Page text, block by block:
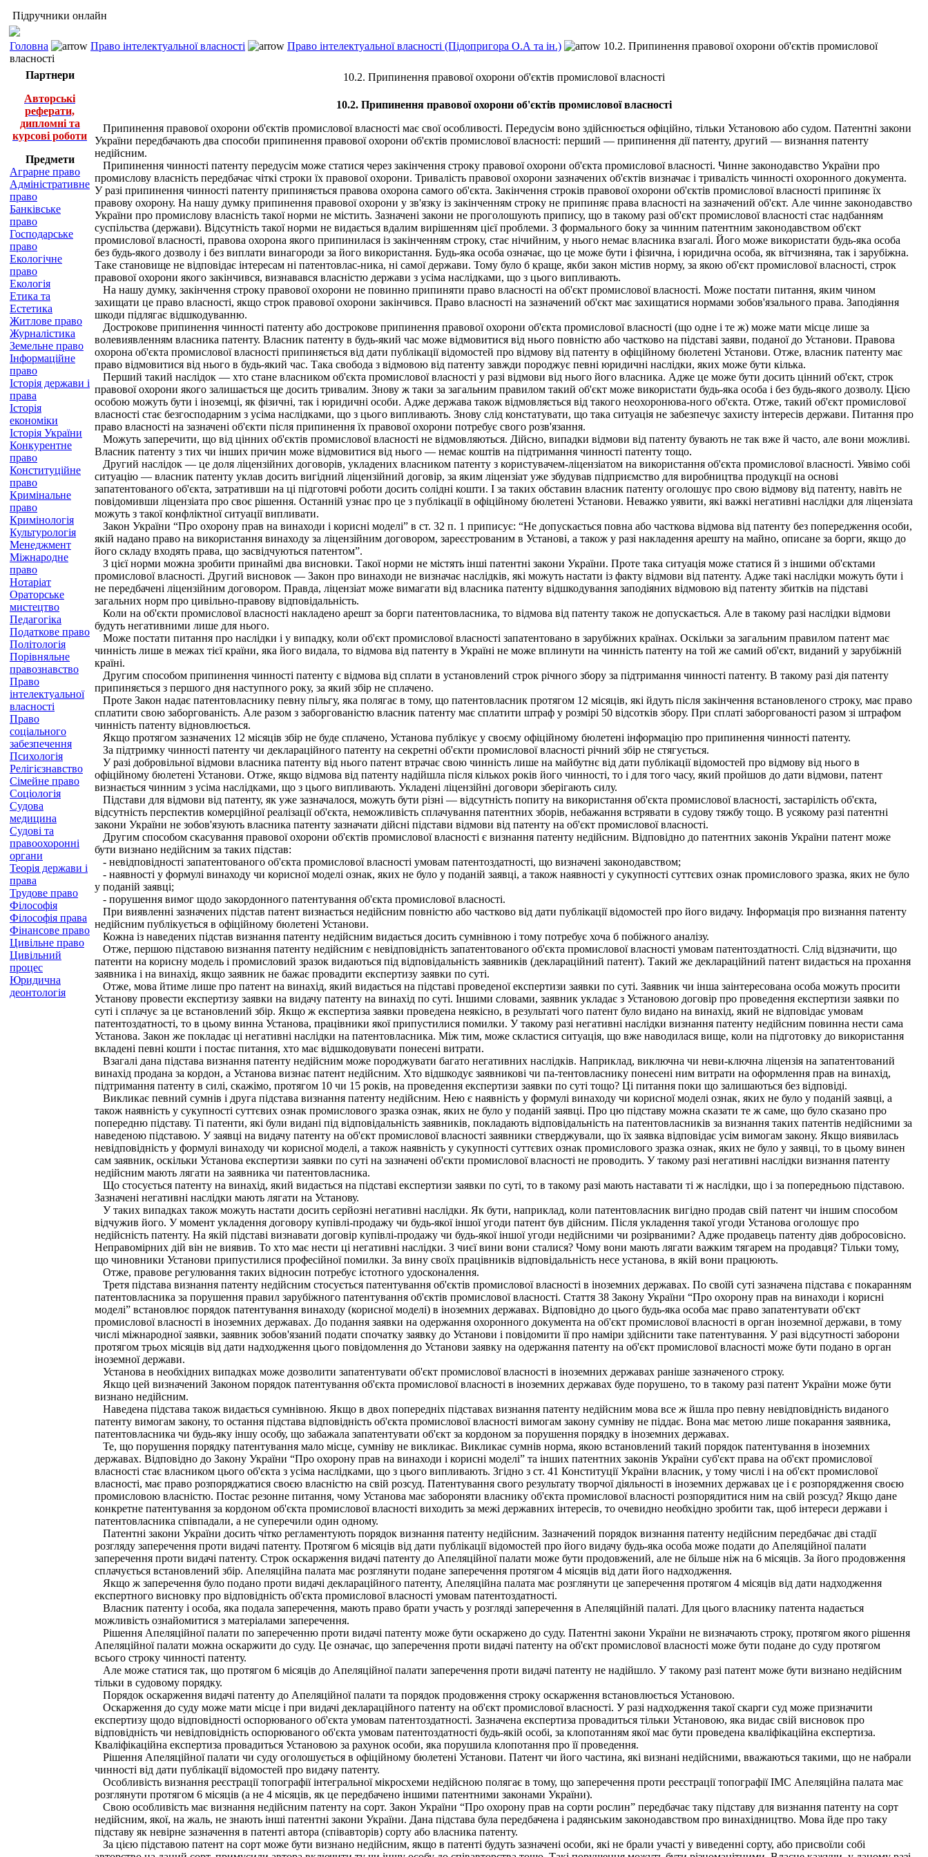
Підручники онлайн
Головна Право інтелектуальної власності Право інтелектуальної власності (Підопригора О.А та ін.)
10.2. Припинення правової охорони об'єктів промислової
власності
Партнери
Авторські
реферати,
дипломні та
курсові роботи
Предмети
Аграрне право
Адміністративне
право
Банківське
право
Господарське
право
Екологічне
право
Екологія
Етика та
Естетика
Житлове право
Журналістика
Земельне право
Інформаційне
право
Історія держави і
права
Історія
економіки
Історія України
Конкурентне
право
Конституційне
право
Кримінальне
право
Кримінологія
Культурологія
Менеджмент
Міжнародне
право
Нотаріат
Ораторське
мистецтво
Педагогіка
Податкове право
Політологія
Порівняльне
правознавство
Право
інтелектуальної
власності
Право
соціального
забезпечення
Психологія
Релігієзнавство
Сімейне право
Соціологія
Судова
медицина
Судові та
правоохоронні
органи
Теорія держави і
права
Трудове право
Філософія
Філософія права
Фінансове право
Цивільне право
Цивільний
процес
Юридична
деонтологія
10.2. Припинення правової охорони об'єктів промислової власності
10.2. Припинення правової охорони об'єктів промислової власності
Припинення правової охорони об'єктів промислової власності має свої особливості. Передусім воно здійснюється офіційно, тільки Установою або судом. Патентні закони
України передбачають два способи припинення правової охорони об'єктів промислової власності: перший — припинення дії патенту, другий — визнання патенту
недійсним.
Припинення чинності патенту передусім може статися через закінчення строку правової охорони об'єкта промислової власності. Чинне законодавство України про
промислову власність передбачає чіткі строки їх правової охорони. Тривалість правової охорони зазначених об'єктів визначає і тривалість чинності охоронного документа.
У разі припинення чинності патенту припиняється правова охорона самого об'єкта. Закінчення строків правової охорони об'єктів промислової власності припиняє їх
правову охорону. На нашу думку припинення правової охорони у зв'язку із закінченням строку не припиняє права власності на зазначений об'єкт. Але чинне законодавство
України про промислову власність такої норми не містить. Зазначені закони не проголошують припису, що в такому разі об'єкт промислової власності стає надбанням
суспільства (держави). Відсутність такої норми не видається вдалим вирішенням цієї проблеми. З формального боку за чинним патентним законодавством об'єкт
промислової власності, правова охорона якого припинилася із закінченням строку, стає нічийним, у нього немає власника взагалі. Його може використати будь-яка особа
без будь-якого дозволу і без виплати винагороди за його використання. Будь-яка особа означає, що це може бути і фізична, і юридична особа, як вітчизняна, так і зарубіжна.
Таке становище не відповідає інтересам ні патентовлас-ника, ні самої держави. Тому було б краще, якби закон містив норму, за якою об'єкт промислової власності, строк
правової охорони якого закінчився, визнавався власністю держави з усіма наслідками, що з цього випливають.
На нашу думку, закінчення строку правової охорони не повинно припиняти право власності на об'єкт промислової власності. Може постати питання, яким чином
захищати це право власності, якщо строк правової охорони закінчився. Право власності на зазначений об'єкт має захищатися нормами зобов'язального права. Заподіяння
шкоди підлягає відшкодуванню.
Дострокове припинення чинності патенту або дострокове припинення правової охорони об'єкта промислової власності (що одне і те ж) може мати місце лише за
волевиявленням власника патенту. Власник патенту в будь-який час може відмовитися від нього повністю або частково на підставі заяви, поданої до Установи. Правова
охорона об'єкта промислової власності припиняється від дати публікації відомостей про відмову від патенту в офіційному бюлетені Установи. Отже, власник патенту має
право відмовитися від нього в будь-який час. Така свобода з відмовою від патенту завжди породжує певні юридичні наслідки, яких може бути кілька.
Перший такий наслідок — хто стане власником об'єкта промислової власності у разі відмови від нього його власника. Адже це може бути досить цінний об'єкт, строк
правової охорони якого залишається ще досить тривалим. Знову ж таки за загальним правилом такий об'єкт може використати будь-яка особа і без будь-якого дозволу. Цією
особою можуть бути і іноземці, як фізичні, так і юридичні особи. Адже держава також відмовляється від такого неохоронюва-ного об'єкта. Отже, такий об'єкт промислової
власності стає безгосподарним з усіма наслідками, що з цього випливають. Знову слід констатувати, що така ситуація не забезпечує захисту інтересів держави. Питання про
право власності на зазначені об'єкти після припинення їх правової охорони потребує свого розв'язання.
Можуть заперечити, що від цінних об'єктів промислової власності не відмовляються. Дійсно, випадки відмови від патенту бувають не так вже й часто, але вони можливі.
Власник патенту з тих чи інших причин може відмовитися від нього — немає коштів на підтримання чинності патенту тощо.
Другий наслідок — це доля ліцензійних договорів, укладених власником патенту з користувачем-ліцензіатом на використання об'єкта промислової власності. Уявімо собі
ситуацію — власник патенту уклав досить вигідний ліцензійний договір, за яким ліцензіат уже збудував підприємство для виробництва продукції на основі
запатентованого об'єкта, затративши на ці підготовчі роботи досить солідні кошти. І за таких обставин власник патенту оголошує про свою відмову від патенту, навіть не
повідомивши ліцензіата про своє рішення. Останній узнає про це з публікації в офіційному бюлетені Установи. Неважко уявити, які важкі негативні наслідки для ліцензіата
можуть з такої конфліктної ситуації випливати.
Закон України “Про охорону прав на винаходи і корисні моделі” в ст. 32 п. 1 приписує: “Не допускається повна або часткова відмова від патенту без попередження особи,
якій надано право на використання винаходу за ліцензійним договором, зареєстрованим в Установі, а також у разі накладення арешту на майно, описане за борги, якщо до
його складу входять права, що засвідчуються патентом”.
З цієї норми можна зробити принаймі два висновки. Такої норми не містять інші патентні закони України. Проте така ситуація може статися й з іншими об'єктами
промислової власності. Другий висновок — Закон про винаходи не визначає наслідків, які можуть настати із факту відмови від патенту. Адже такі наслідки можуть бути і
не передбачені ліцензійним договором. Правда, ліцензіат може вимагати від власника патенту відшкодування заподіяних відмовою від патенту збитків на підставі
загальних норм про цивільно-правову відповідальність.
Коли на об'єкти промислової власності накладено арешт за борги патентовласника, то відмова від патенту також не допускається. Але в такому разі наслідки відмови
будуть негативними лише для нього.
Може постати питання про наслідки і у випадку, коли об'єкт промислової власності запатентовано в зарубіжних країнах. Оскільки за загальним правилом патент має
чинність лише в межах тієї країни, яка його видала, то відмова від патенту в Україні не може вплинути на чинність патенту на той же самий об'єкт, виданий у зарубіжній
країні.
Другим способом припинення чинності патенту є відмова від сплати в установлений строк річного збору за підтримання чинності патенту. В такому разі дія патенту
припиняється з першого дня наступного року, за який збір не сплачено.
Проте Закон надає патентовласнику певну пільгу, яка полягає в тому, що патентовласник протягом 12 місяців, які йдуть після закінчення встановленого строку, має право
сплатити свою заборгованість. Але разом з заборгованістю власник патенту має сплатити штраф у розмірі 50 відсотків збору. При сплаті заборгованості разом зі штрафом
чинність патенту відновлюється.
Якщо протягом зазначених 12 місяців збір не буде сплачено, Установа публікує у своєму офіційному бюлетені інформацію про припинення чинності патенту.
За підтримку чинності патенту чи деклараційного патенту на секретні об'єкти промислової власності річний збір не стягується.
У разі добровільної відмови власника патенту від нього патент втрачає свою чинність лише на майбутнє від дати публікації відомостей про відмову від нього в
офіційному бюлетені Установи. Отже, якщо відмова від патенту надійшла після кількох років його чинності, то і для того часу, який пройшов до дати відмови, патент
визнається чинним з усіма наслідками, що з цього випливають. Укладені ліцензійні договори зберігають силу.
Підстави для відмови від патенту, як уже зазначалося, можуть бути різні — відсутність попиту на використання об'єкта промислової власності, застарілість об'єкта,
відсутність перспектив комерційної реалізації об'єкта, неможливість сплачування патентних зборів, небажання встрявати в судову тяжбу тощо. В усякому разі патентні
закони України не зобов'язують власника патенту зазначати дійсні підстави відмови від патенту на об'єкт промислової власності.
Другим способом скасування правової охорони об'єктів промислової власності є визнання патенту недійсним. Відповідно до патентних законів України патент може
бути визнано недійсним за таких підстав:
- невідповідності запатентованого об'єкта промислової власності умовам патентоздатності, що визначені законодавством;
- наявності у формулі винаходу чи корисної моделі ознак, яких не було у поданій заявці, а також наявності у сукупності суттєвих ознак промислового зразка, яких не було
у поданій заявці;
- порушення вимог щодо закордонного патентування об'єкта промислової власності.
При виявленні зазначених підстав патент визнається недійсним повністю або частково від дати публікації відомостей про його видачу. Інформація про визнання патенту
недійсним публікується в офіційному бюлетені Установи.
Кожна із наведених підстав визнання патенту недійсним видається досить сумнівною і тому потребує хоча б побіжного аналізу.
Отже, першою підставою визнання патенту недійсним є невідповідність запатентованого об'єкта промислової власності умовам патентоздатності. Слід відзначити, що
патенти на корисну модель і промисловий зразок видаються під відповідальність заявників (деклараційний патент). Такий же деклараційний патент видається на прохання
заявника і на винахід, якщо заявник не бажає провадити експертизу заявки по суті.
Отже, мова йтиме лише про патент на винахід, який видається на підставі проведеної експертизи заявки по суті. Заявник чи інша заінтересована особа можуть просити
Установу провести експертизу заявки на видачу патенту на винахід по суті. Іншими словами, заявник укладає з Установою договір про проведення експертизи заявки по
суті і сплачує за це встановлений збір. Якщо ж експертиза заявки проведена неякісно, в результаті чого патент було видано на винахід, який не відповідає умовам
патентоздатності, то в цьому винна Установа, працівники якої припустилися помилки. У такому разі негативні наслідки визнання патенту недійсним повинна нести сама
Установа. Закон же покладає ці негативні наслідки на патентовласника. Між тим, може скластися ситуація, що вже наводилася вище, коли на підготовку до використання
вкладені певні кошти і постає питання, хто має відшкодовувати понесені витрати.
Взагалі дана підстава визнання патенту недійсним може породжувати багато негативних наслідків. Наприклад, виключна чи неви-ключна ліцензія на запатентований
винахід продана за кордон, а Установа визнає патент недійсним. Хто відшкодує заявникові чи па-тентовласнику понесені ним витрати на оформлення прав на винахід,
підтримання патенту в силі, скажімо, протягом 10 чи 15 років, на проведення експертизи заявки по суті тощо? Ці питання поки що залишаються без відповіді.
Викликає певний сумнів і друга підстава визнання патенту недійсним. Нею є наявність у формулі винаходу чи корисної моделі ознак, яких не було у поданій заявці, а
також наявність у сукупності суттєвих ознак промислового зразка ознак, яких не було у поданій заявці. Про цю підставу можна сказати те ж саме, що було сказано про
попередню підставу. Ті патенти, які були видані під відповідальність заявників, покладають відповідальність на патентовласників за визнання таких патентів недійсними за
наведеною підставою. У заявці на видачу патенту на об'єкт промислової власності заявники стверджували, що їх заявка відповідає усім вимогам закону. Якщо виявилась
невідповідність у формулі винаходу чи корисної моделі, а також наявність у сукупності суттєвих ознак промислового зразка ознак, яких не було у заявці, то в цьому винен
сам заявник, оскільки Установа експертизи заявки по суті на зазначені об'єкти промислової власності не проводить. У такому разі негативні наслідки визнання патенту
недійсним мають лягати на заявника чи патентовласника.
Що стосується патенту на винахід, який видається на підставі експертизи заявки по суті, то в такому разі мають наставати ті ж наслідки, що і за попередньою підставою.
Зазначені негативні наслідки мають лягати на Установу.
У таких випадках також можуть настати досить серйозні негативні наслідки. Як бути, наприклад, коли патентовласник вигідно продав свій патент чи іншим способом
відчужив його. У момент укладення договору купівлі-продажу чи будь-якої іншої угоди патент був дійсним. Після укладення такої угоди Установа оголошує про
недійсність патенту. На якій підставі визнавати договір купівлі-продажу чи будь-якої іншої угоди недійсними чи розірваними? Адже продавець патенту діяв добросовісно.
Неправомірних дій він не виявив. То хто має нести ці негативні наслідки. З чиєї вини вони сталися? Чому вони мають лягати важким тягарем на продавця? Тільки тому,
що чиновники Установи припустилися професійної помилки. За вину своїх працівників відповідальність несе установа, в якій вони працюють.
Отже, правове регулювання таких відносин потребує істотного удосконалення.
Третя підстава визнання патенту недійсним стосується патентування об'єктів промислової власності в іноземних державах. По своїй суті зазначена підстава є покаранням
патентовласника за порушення правил зарубіжного патентування об'єктів промислової власності. Стаття 38 Закону України “Про охорону прав на винаходи і корисні
моделі” встановлює порядок патентування винаходу (корисної моделі) в іноземних державах. Відповідно до цього будь-яка особа має право запатентувати об'єкт
промислової власності в іноземних державах. До подання заявки на одержання охоронного документа на об'єкт промислової власності в орган іноземної держави, в тому
числі міжнародної заявки, заявник зобов'язаний подати спочатку заявку до Установи і повідомити її про наміри здійснити таке патентування. У разі відсутності заборони
протягом трьох місяців від дати надходження цього повідомлення до Установи заявку на одержання патенту на об'єкт промислової власності може бути подано в орган
іноземної держави.
Установа в необхідних випадках може дозволити запатентувати об'єкт промислової власності в іноземних державах раніше зазначеного строку.
Якщо цей визначений Законом порядок патентування об'єкта промислової власності в іноземних державах буде порушено, то в такому разі патент України може бути
визнано недійсним.
Наведена підстава також видається сумнівною. Якщо в двох попередніх підставах визнання патенту недійсним мова все ж йшла про певну невідповідність виданого
патенту вимогам закону, то остання підстава відповідність об'єкта промислової власності вимогам закону сумніву не піддає. Вона має метою лише покарання заявника,
патентовласника чи будь-яку іншу особу, що забажала запатентувати об'єкт за кордоном за порушення порядку в іноземних державах.
Те, що порушення порядку патентування мало місце, сумніву не викликає. Викликає сумнів норма, якою встановлений такий порядок патентування в іноземних
державах. Відповідно до Закону України “Про охорону прав на винаходи і корисні моделі” та інших патентних законів України суб'єкт права на об'єкт промислової
власності стає власником цього об'єкта з усіма наслідками, що з цього випливають. Згідно з ст. 41 Конституції України власник, у тому числі і на об'єкт промислової
власності, має право розпоряджатися своєю власністю на свій розсуд. Патентування свого результату творчої діяльності в іноземних державах це і є розпорядження своєю
промисловою власністю. Постає резонне питання, чому Установа має забороняти власнику об'єкта промислової власності розпорядитися ним на свій розсуд? Якщо дане
конкретне патентування за кордоном об'єкта промислової власності виходить за межі державних інтересів, то очевидно необхідно зробити так, щоб інтереси держави і
патентовласника співпадали, а не суперечили один одному.
Патентні закони України досить чітко регламентують порядок визнання патенту недійсним. Зазначений порядок визнання патенту недійсним передбачає дві стадії
розгляду заперечення проти видачі патенту. Протягом 6 місяців від дати публікації відомостей про його видачу будь-яка особа може подати до Апеляційної палати
заперечення проти видачі патенту. Строк оскарження видачі патенту до Апеляційної палати може бути продовжений, але не більше ніж на 6 місяців. За його продовження
сплачується встановлений збір. Апеляційна палата має розглянути подане заперечення протягом 4 місяців від дати його надходження.
Якщо ж заперечення було подано проти видачі деклараційного патенту, Апеляційна палата має розглянути це заперечення протягом 4 місяців від дати надходження
експертного висновку про відповідність об'єкта промислової власності умовам патентоздатності.
Власник патенту і особа, яка подала заперечення, мають право брати участь у розгляді заперечення в Апеляційній палаті. Для цього власнику патента надається
можливість ознайомитися з матеріалами заперечення.
Рішення Апеляційної палати по запереченню проти видачі патенту може бути оскаржено до суду. Патентні закони України не визначають строку, протягом якого рішення
Апеляційної палати можна оскаржити до суду. Це означає, що заперечення проти видачі патенту на об'єкт промислової власності може бути подане до суду протягом
всього строку чинності патенту.
Але може статися так, що протягом 6 місяців до Апеляційної палати заперечення проти видачі патенту не надійшло. У такому разі патент може бути визнано недійсним
тільки в судовому порядку.
Порядок оскарження видачі патенту до Апеляційної палати та порядок продовження строку оскарження встановлюється Установою.
Оскарження до суду може мати місце і при видачі деклараційного патенту на об'єкт промислової власності. У разі надходження такої скарги суд може призначити
експертизу щодо відповідності оспорюваного об'єкта умовам патентоздатності. Зазначена експертиза провадиться тільки Установою, яка видає свій висновок про
відповідність чи невідповідність оспорюваного об'єкта умовам патентоздатності будь-якій особі, за клопотанням якої має бути проведена кваліфікаційна експертиза.
Кваліфікаційна експертиза провадиться Установою за рахунок особи, яка порушила клопотання про її проведення.
Рішення Апеляційної палати чи суду оголошується в офіційному бюлетені Установи. Патент чи його частина, які визнані недійсними, вважаються такими, що не набрали
чинності від дати публікації відомостей про видачу патенту.
Особливість визнання реєстрації топографії інтегральної мікросхеми недійсною полягає в тому, що заперечення проти реєстрації топографії ІМС Апеляційна палата має
розглянути протягом 6 місяців (а не 4 місяців, як це передбачено іншими патентними законами України).
Свою особливість має визнання недійсним патенту на сорт. Закон України “Про охорону прав на сорти рослин” передбачає таку підставу для визнання патенту на сорт
недійсним, якої, на жаль, не знають інші патентні закони України. Дана підстава була передбачена і радянським законодавством про винахідництво. Мова йде про таку
підставу як невірне зазначення в патенті автора (співавторів) сорту або власника патенту.
За цією підставою патент на сорт може бути визнано недійсним, якщо в патенті будуть зазначені особи, які не брали участі у виведенні сорту, або присвоїли собі